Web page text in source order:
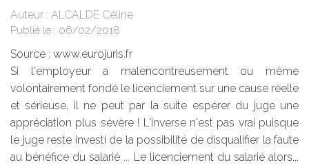
Auteur : ALCALDE Céline
Publié le : 06/02/2018
Source : www.eurojuris.fr
Si l'employeur a malencontreusement ou même
volontairement fondé le licenciement sur une cause réelle
et sérieuse, il ne peut par la suite espérer du juge une
appréciation plus sévère ! L'inverse n'est pas vrai puisque
le juge reste investi de la possibilité de disqualifier la faute
au bénéfice du salarié ... Le licenciement du salarié alors...